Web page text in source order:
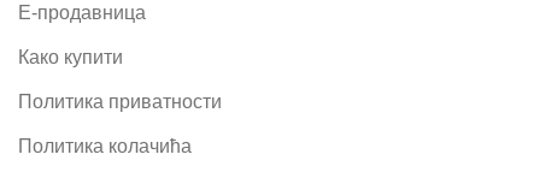
Е-продавница
Како купити
Политика приватности
Политика колачића